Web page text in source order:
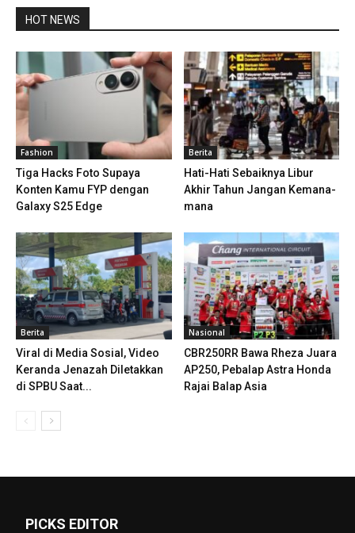
HOT NEWS
Fashion
Tiga Hacks Foto Supaya
Konten Kamu FYP dengan
Galaxy S25 Edge
Berita
Hati-Hati Sebaiknya Libur
Akhir Tahun Jangan Kemana-
mana
Berita
Viral di Media Sosial, Video
Keranda Jenazah Diletakkan
di SPBU Saat...
Nasional
CBR250RR Bawa Rheza Juara
AP250, Pebalap Astra Honda
Rajai Balap Asia
PICKS EDITOR